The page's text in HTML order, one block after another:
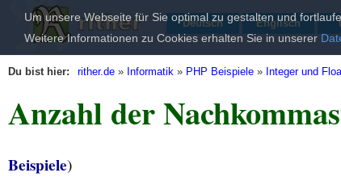
Deutsch Englisch
Du bist hier: rither.de » Informatik » PHP Beispiele » Integer und
Anzahl der
Beispiele)
Um unsere Webseite für Sie optimal zu gestalten und
Weitere Informationen zu Cookies erhalten Sie in unserer